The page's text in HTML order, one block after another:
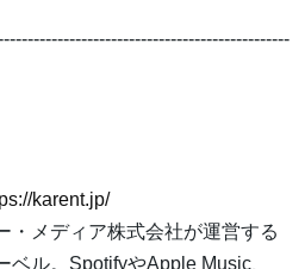
karent.jp/
・メディア株式会社が運営する
ル。SpotifyやApple Music、